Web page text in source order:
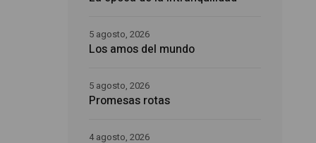
Los amos del mundo
5 agosto, 2026
Promesas rotas
5 agosto, 2026
4 agosto, 2026